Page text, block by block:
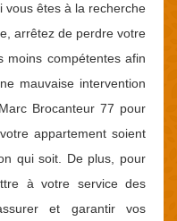
vous êtes à la recherche
arrêtez de perdre votre
moins compétentes afin
mauvaise intervention
Brocanteur 77 pour
appartement soient
qui soit. De plus, pour
à votre service des
et garantir vos